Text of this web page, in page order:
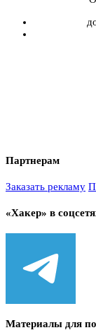
Партнерам
Заказать рекламу
«Хакер» в
Материалы для